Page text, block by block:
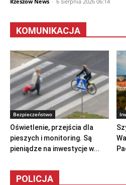
KOMUNIKACJA
Bezpieczeństwo
Oświetlenie, przejścia dla
pieszych i monitoring. Są
pieniądze na inwestycje w...
POLICJA